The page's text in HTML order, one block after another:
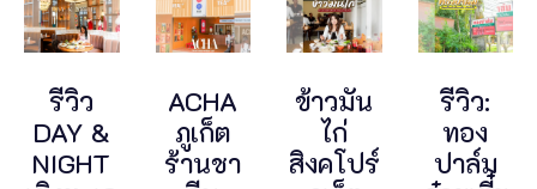
รีวิว
DAY &
NIGHT
ACHA
ภูเก็ต
ร้านชา
ข้าวมัน
ไก่
สิงคโปร์
รีวิว:
ทอง
ปาล์ม